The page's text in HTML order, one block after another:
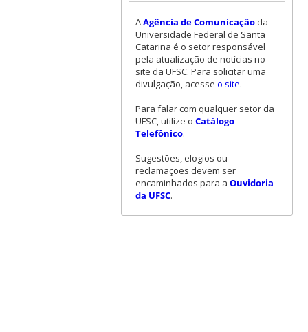
AAgência de Comunicaçãoda
Universidade Federal de Santa
Catarina é o setor responsável
pela atualização de notícias no
site da UFSC. Para solicitar uma
divulgação, acesse o site.
Para falar com qualquer setor da
UFSC, utilize o Catálogo
Telefônico.
Sugestões, elogios ou
reclamações devem ser
encaminhados para a Ouvidoria
da UFSC.